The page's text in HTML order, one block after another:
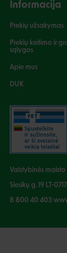
Informacija
Prekių užsakymas
Prekių keitimo ir
sąlygos
Apie mus
DUK
Valstybinės
Siesikų g. 19 LT-
8 800 40 403